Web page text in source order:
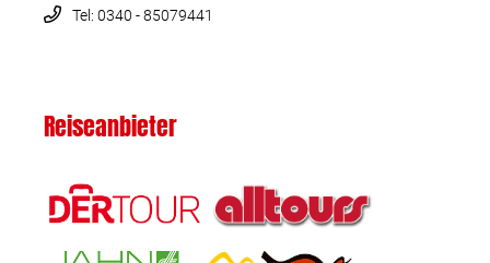
Tel: 0340 - 85079441
Reiseanbieter